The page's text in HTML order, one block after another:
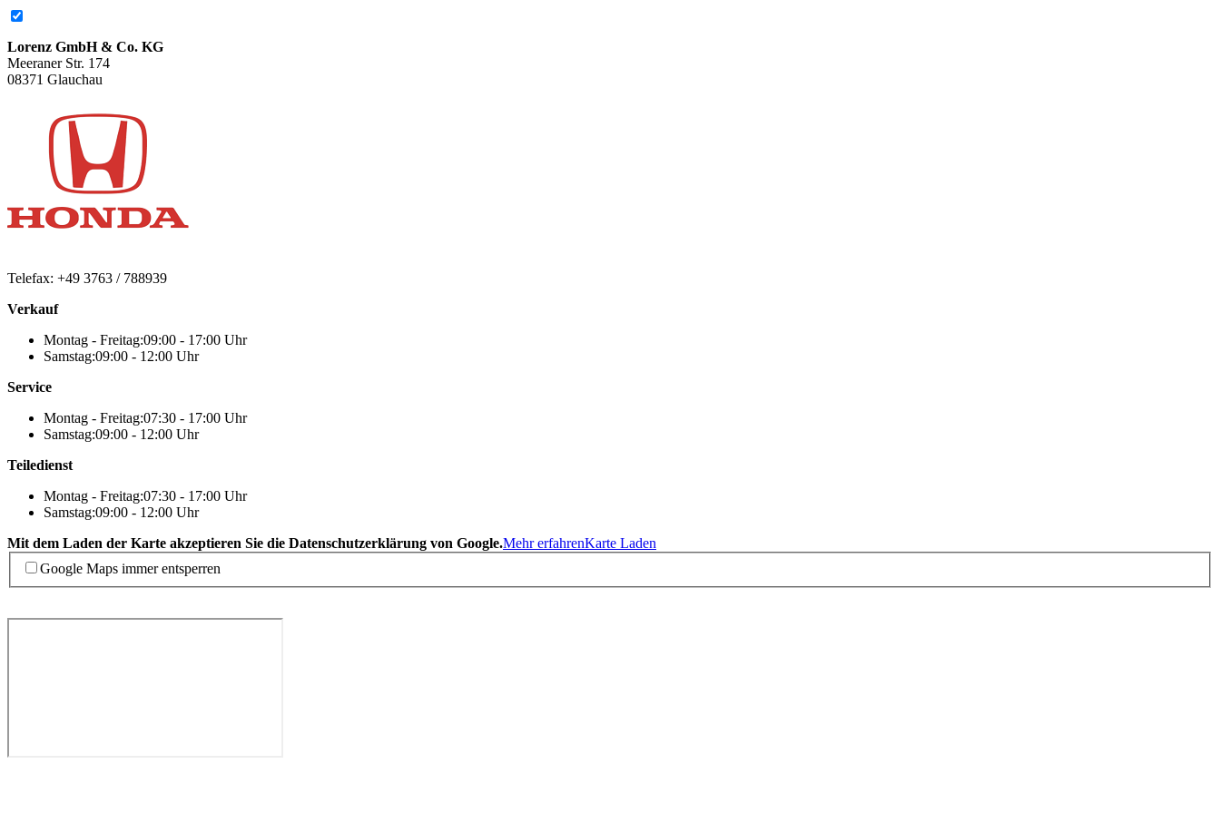
Lorenz GmbH & Co. KG
Meeraner Str. 174
08371 Glauchau
Telefax: +49 3763 / 788939
Verkauf
Montag - Freitag:09:00 - 17:00 Uhr
Samstag:09:00 - 12:00 Uhr
Service
Montag - Freitag:07:30 - 17:00 Uhr
Samstag:09:00 - 12:00 Uhr
Teiledienst
Montag - Freitag:07:30 - 17:00 Uhr
Samstag:09:00 - 12:00 Uhr
Mit dem Laden der Karte akzeptieren Sie die Datenschutzerklärung von Google.Mehr erfahrenKarte Laden
Google Maps immer entsperren